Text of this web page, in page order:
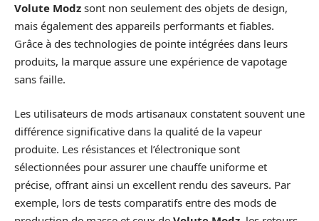
Volute Modz sont non seulement des objets de design,
mais également des appareils performants et fiables.
Grâce à des technologies de pointe intégrées dans leurs
produits, la marque assure une expérience de vapotage
sans faille.
Les utilisateurs de mods artisanaux constatent souvent une
différence significative dans la qualité de la vapeur
produite. Les résistances et l’électronique sont
sélectionnées pour assurer une chauffe uniforme et
précise, offrant ainsi un excellent rendu des saveurs. Par
exemple, lors de tests comparatifs entre des mods de